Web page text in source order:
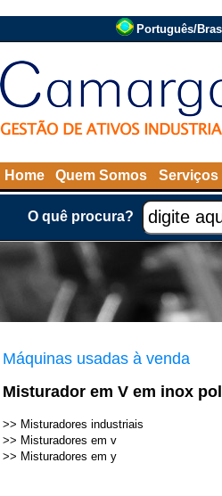
Português/
Home Quem Somos Serviços
O quê procura?
Máquinas usadas à venda
Misturador em V em inox
>> Misturadores industriais
>> Misturadores em v
>> Misturadores em y